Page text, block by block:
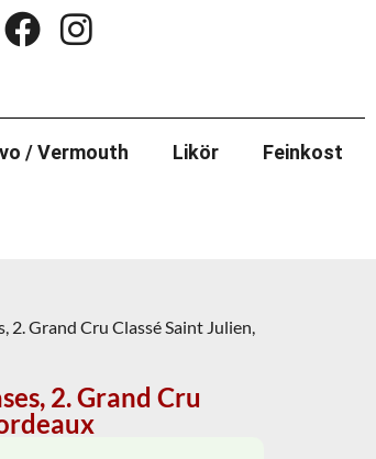
/ Vermouth Likör Feinkost
2. Grand Cru Classé Saint Julien,
2. Grand Cru